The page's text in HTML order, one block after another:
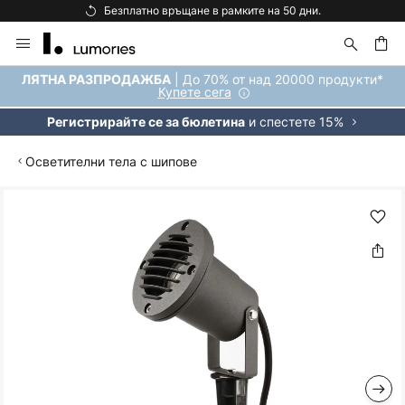
Безплатно връщане в рамките на 50 дни.
Прескачане
към
съдържанието
ЛЯТНА РАЗПРОДАЖБА | До 70% от над 20000 продукти*
Купете сега
Регистрирайте се за бюлетинаи спестете 15%
Осветителни тела с шипове